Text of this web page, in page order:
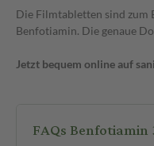
Die Filmtabletten sind zum
Benfotiamin. Die genaue
Jetzt bequem online auf
FAQs